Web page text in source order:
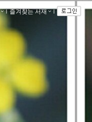
ｌ즐겨찾는 서재 ｌ